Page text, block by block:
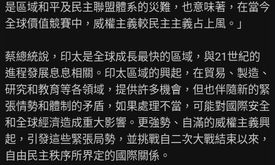
是區域和平及民主聯盟體系的災難，也意味著，在當今
全球價值競賽中，威權主義較民主主義占上風。」
蔡總統說，印太是全球成長最快的區域，與21世紀的
進程發展息息相關。印太區域的興起，在貿易、製造、
研究和教育等各領域，提供許多機會，但也伴隨新的緊
張情勢和體制的矛盾，如果處理不當，可能對國際安全
和全球經濟造成重大影響。更強勢、自滿的威權主義興
起，引發這些緊張局勢，並挑戰自二次大戰結束以來，
自由民主秩序所界定的國際關係。